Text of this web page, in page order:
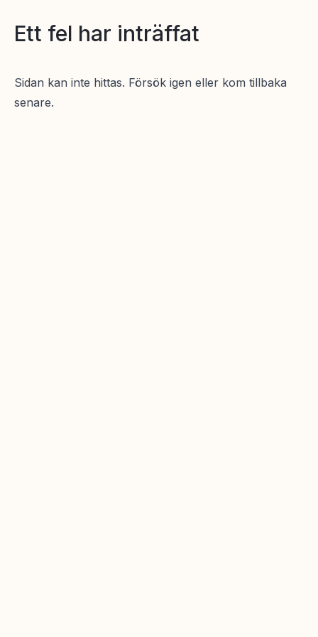
Ett fel har inträffat
Sidan kan inte hittas. Försök igen eller kom tillbaka
senare.